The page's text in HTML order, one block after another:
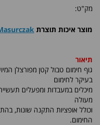
מק"ט:
מוצר איכות תוצרת
תיאור
גוף חימום טבול קטן מפורצלן
בעיקר לחימום
מיכלים במעבדות ומפעלים
מעולה
וכולל אופציות התקנה שונות,
החימום.